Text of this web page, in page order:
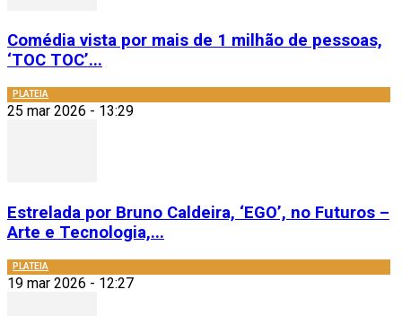
Comédia vista por mais de 1 milhão de pessoas,
‘TOC TOC’...
PLATEIA
25 mar 2026 - 13:29
Estrelada por Bruno Caldeira, ‘EGO’, no Futuros –
Arte e Tecnologia,...
PLATEIA
19 mar 2026 - 12:27